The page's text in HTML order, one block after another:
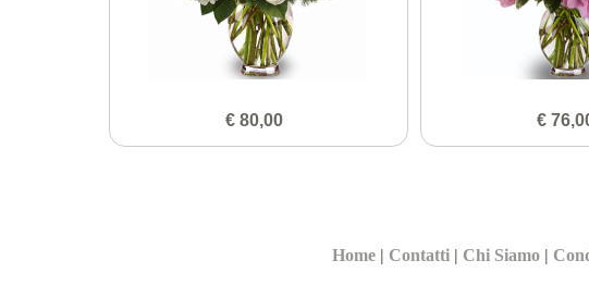
€ 80,00 €
Home | Contatti | Chi Siamo |